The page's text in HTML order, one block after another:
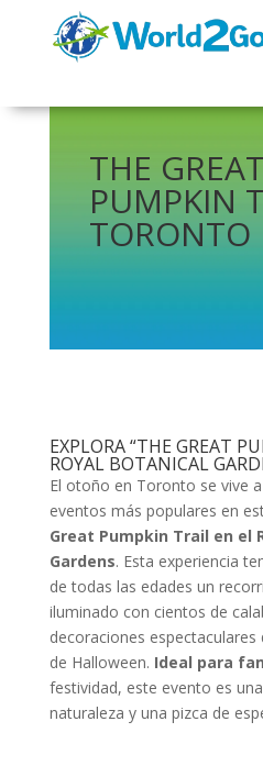
THE GREAT
PUMPKIN
TORONTO
EXPLORA “THE GREAT
ROYAL BOTANICAL
El otoño en Toronto se vive
eventos más populares en
Great Pumpkin Trail en el
Gardens. Esta experiencia
de todas las edades un
iluminado con cientos de
decoraciones
de Halloween. Ideal para
festividad, este evento es
naturaleza y una pizca de